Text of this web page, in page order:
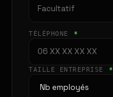
TÉLÉPHONE *
TAILLE ENTREPRISE *